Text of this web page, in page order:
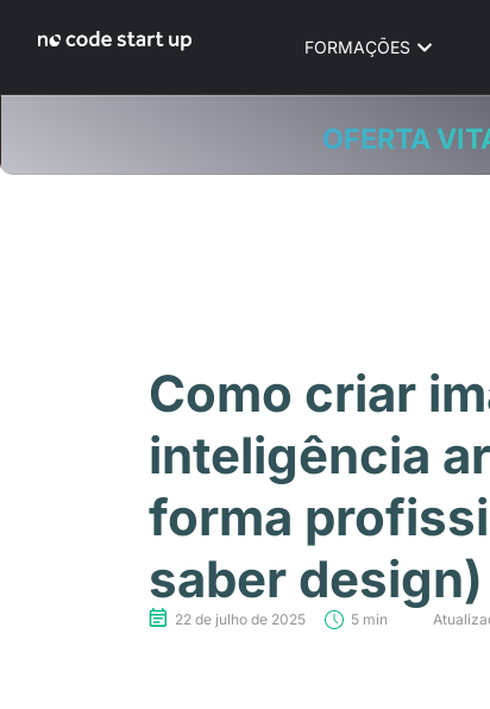
FORMAÇÕES
OFERTA
Como criar
inteligência
forma
saber design)
22 de julho de 2025 5 min